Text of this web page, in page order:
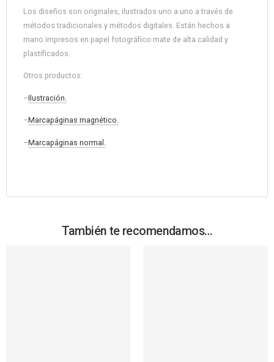
Los diseños son originales, ilustrados uno a uno a través de
métodos tradicionales y métodos digitales. Están hechos a
mano impresos en papel fotográfico mate de alta calidad y
plastificados.
Otros productos:
–Ilustración.
–Marcapáginas magnético.
–Marcapáginas normal.
También te recomendamos…